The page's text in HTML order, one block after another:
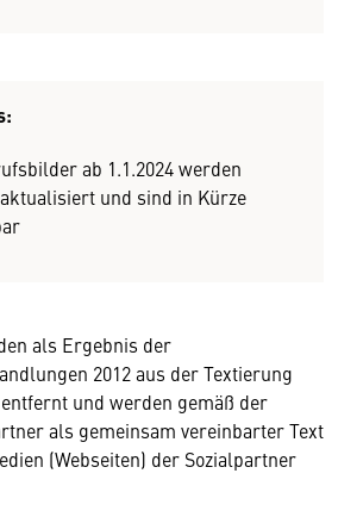
ab 1.1.2024 werden
und sind in Kürze
als Ergebnis der
2012 aus der Textierung
und werden gemäß der
als gemeinsam vereinbarter Text
(Webseiten) der Sozialpartner